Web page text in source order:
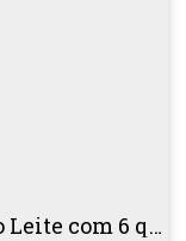
Fazenda em Santo Antônio Do Leite com 6 quarto(s) , 1 suíte(s) , 5 vaga(s)